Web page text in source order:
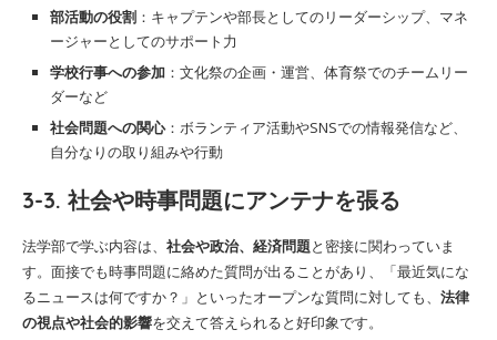
部活動の役割 ：キャプテンや部長としてのリーダーシップ、マネ
ージャーとしてのサポート力
学校行事への参加 ：文化祭の企画・運営、体育祭でのチームリー
ダーなど
社会問題への関心：ボランティア活動やSNSでの情報発信など、
自分なりの取り組みや行動
3-3. 社会や時事問題にアンテナを張る
法学部で学ぶ内容は、 社会や政治、経済問題と密接に関わっていま
す。面接でも時事問題に絡めた質問が出ることがあり、「最近気にな
るニュースは何ですか？」といったオープンな質問に対しても、 法律
の視点や社会的影響を交えて答えられると好印象です。